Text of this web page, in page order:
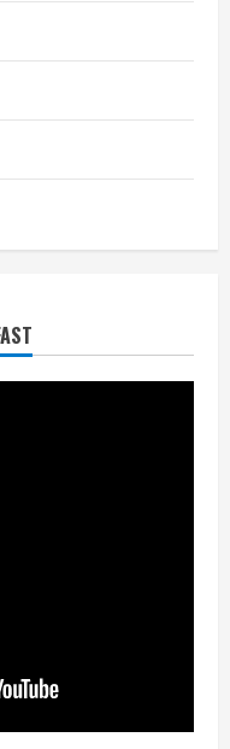
का बारीकी से किया
पर भी मिलेगा